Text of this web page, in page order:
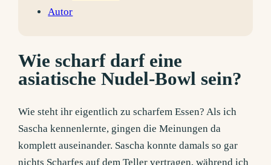
Autor
Wie scharf darf eine
asiatische Nudel-Bowl sein?
Wie steht ihr eigentlich zu scharfem Essen? Als ich
Sascha kennenlernte, gingen die Meinungen da
komplett auseinander. Sascha konnte damals so gar
nichts Scharfes auf dem Teller vertragen, während ich